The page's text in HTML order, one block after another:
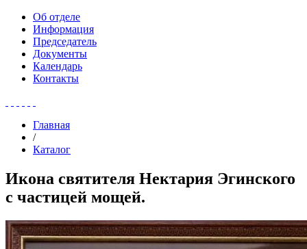
Об отделе
Информация
Председатель
Документы
Календарь
Контакты
Главная
/
Каталог
Икона святителя Нектария Эгинского
с частицей мощей.